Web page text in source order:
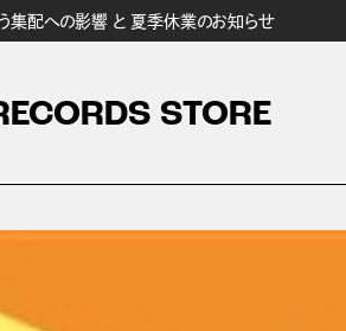
集配への影響 と 夏季休業のお知らせ
STORE